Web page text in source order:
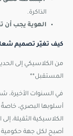
الذاكرة.
الهوية يجب أن
كيف تغيّر تصميم
من الكلاسيكي إلى
المستقبل**
في السنوات الأخيرة،
أسلوبها البصري،
الكلاسيكية الثقيلة،
أصبح لكل جهة